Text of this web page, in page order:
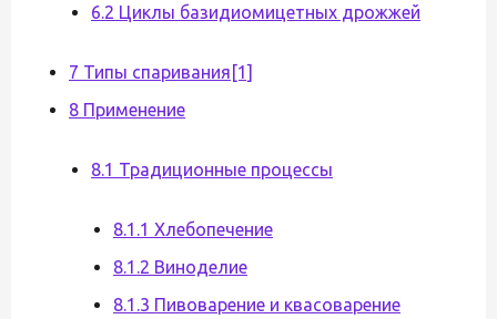
6.2 Циклы базидиомицетных дрожжей
7 Типы спаривания[1]
8 Применение
8.1 Традиционные процессы
8.1.1 Хлебопечение
8.1.2 Виноделие
8.1.3 Пивоварение и квасоварение